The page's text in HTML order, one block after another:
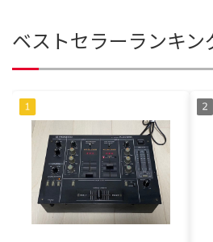
ベストセラーランキン